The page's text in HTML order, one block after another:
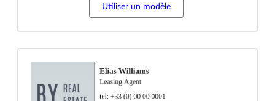
Utiliser un modèle